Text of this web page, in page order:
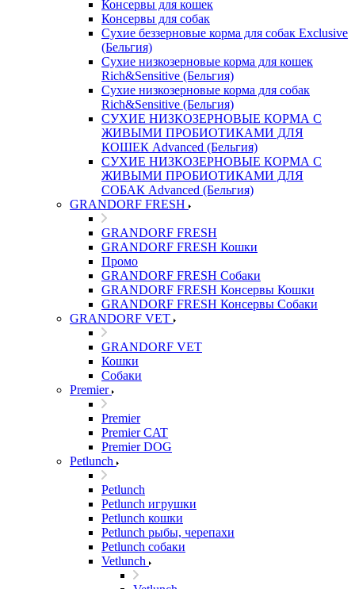
Консервы для кошек
Консервы для собак
Сухие беззерновые корма для собак Exclusive
(Бельгия)
Сухие низкозерновые корма для кошек
Rich&Sensitive (Бельгия)
Сухие низкозерновые корма для собак
Rich&Sensitive (Бельгия)
СУХИЕ НИЗКОЗЕРНОВЫЕ КОРМА С
ЖИВЫМИ ПРОБИОТИКАМИ ДЛЯ
КОШЕК Advanced (Бельгия)
СУХИЕ НИЗКОЗЕРНОВЫЕ КОРМА С
ЖИВЫМИ ПРОБИОТИКАМИ ДЛЯ
СОБАК Advanced (Бельгия)
GRANDORF FRESH
GRANDORF FRESH
GRANDORF FRESH Кошки
Промо
GRANDORF FRESH Собаки
GRANDORF FRESH Консервы Кошки
GRANDORF FRESH Консервы Собаки
GRANDORF VET
GRANDORF VET
Кошки
Собаки
Premier
Premier
Premier CAT
Premier DOG
Petlunch
Petlunch
Petlunch игрушки
Petlunch кошки
Petlunch рыбы, черепахи
Petlunch собаки
Vetlunch